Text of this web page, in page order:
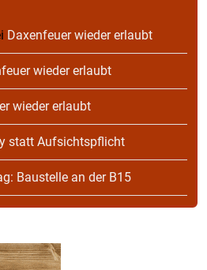
Daxenfeuer wieder erlaubt
wieder erlaubt
wieder erlaubt
statt Aufsichtspflicht
Baustelle an der B15